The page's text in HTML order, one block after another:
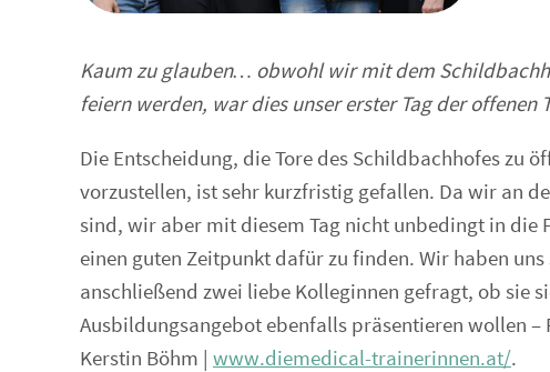
Kaum zu glauben… obwohl wir mitdem
feiern werden, war dies unser erster Tag der offenen
Die Entscheidung, die Tore des Schildbachhofes zu
vorzustellen, ist sehr kurzfristig gefallen. Da wir an
sind, wir aber mit diesem Tag nicht unbedingt in die
einen guten Zeitpunkt dafür zu finden. Wir haben
anschließend zwei liebe Kolleginnen gefragt, ob sie
Ausbildungsangebot ebenfalls präsentieren wollen –
Kerstin Böhm | www.diemedical-trainerinnen.at/.